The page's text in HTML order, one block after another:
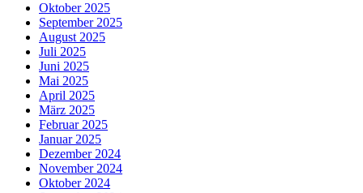
Oktober 2025
September 2025
August 2025
Juli 2025
Juni 2025
Mai 2025
April 2025
März 2025
Februar 2025
Januar 2025
Dezember 2024
November 2024
Oktober 2024